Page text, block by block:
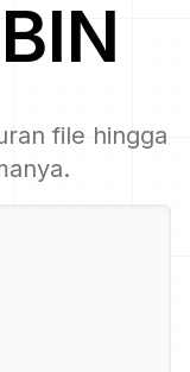
BIN
file hingga